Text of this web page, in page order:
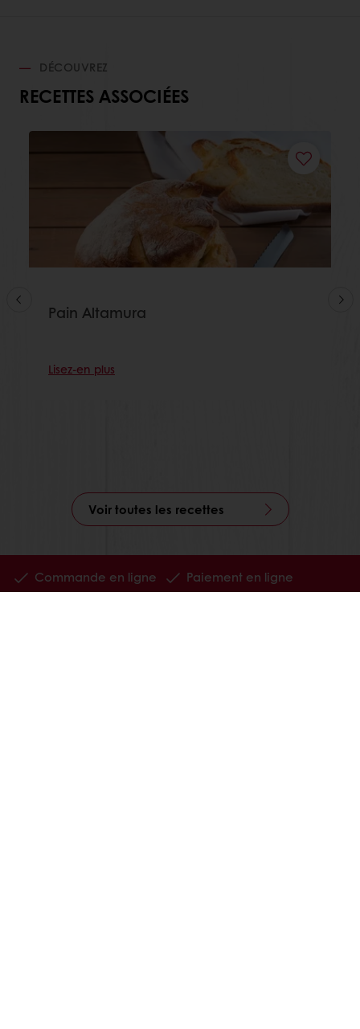
DÉCOUVREZ
RECETTES ASSOCIÉES
Pain Altamura
Lisez-en plus
Voir toutes les recettes
Commande en ligne
Paiement en ligne